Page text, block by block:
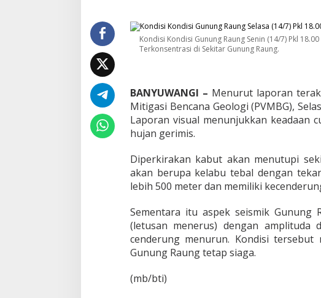
u
n
g
n
g
e
t
p
S
a
a
Kondisi Kondisi Gunung Raung Senin (14/7) Pkl
Terkonsentrasi di Sekitar Gunung Raung.
BANYUWANGI – Menurut laporan
Mitigasi Bencana Geologi (PVMBG),
Laporan visual menunjukkan keadaan
hujan gerimis.
Diperkirakan kabut akan menutupi
akan berupa kelabu tebal dengan
lebih 500 meter dan memiliki
Sementara itu aspek seismik
(letusan menerus) dengan
cenderung menurun. Kondisi tersebut
Gunung Raung tetap siaga.
(mb/bti)